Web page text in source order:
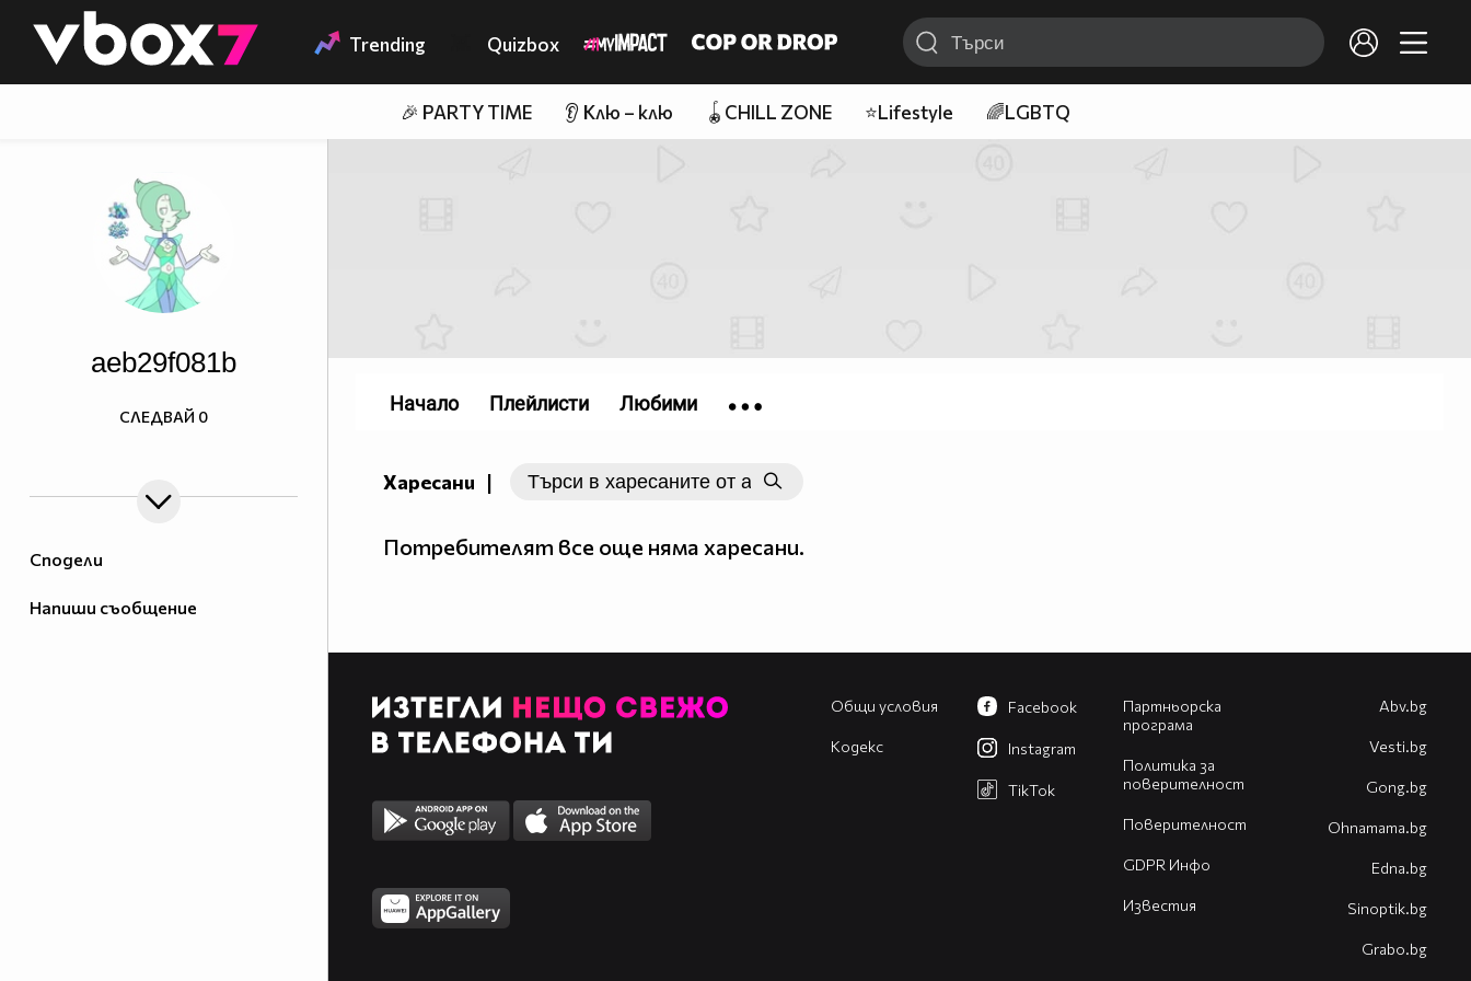
👾 Trending Quizbox
🎉 PARTY TIME 👂 Клю – клю 🪀CHILL ZONE ⭐Lifestyle 🌈LGBTQ
Сподели
Напиши съобщение
aeb29f081b
СЛЕДВАЙ 0
Харесани |
Потребителят все още няма харесани.
Начало Плейлисти Любими
Общи условия
Кодекс
Партньорска
програма
Политика за
поверителност
Поверителност
GDPR Инфо
Известия
Facebook
Instagram
TikTok
Abv.bg
Vesti.bg
Gong.bg
Оhnamama.bg
Edna.bg
Sinoptik.bg
Grabo.bg